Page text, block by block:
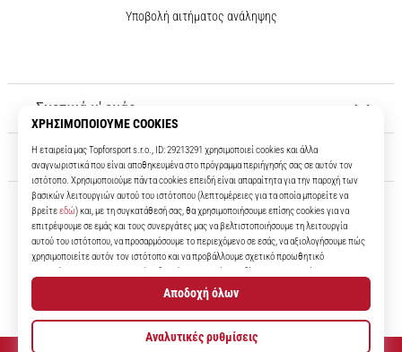
11teamsports.cy
Για πάνω από 16 χρόνια είμαστε οι συμπαίκτες σας, προσφέροντάς σας
τα καλύτερα και πιο σύγχρονα ποδοσφαιρικά προϊόντα.
Σχετικά μ' εμάς
Εξυπηρέτηση πελατών
Υποβολή αιτήματος ανάληψης